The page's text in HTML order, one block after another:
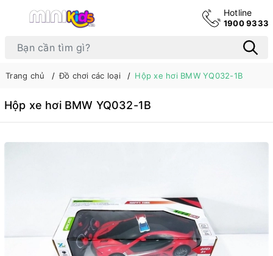
Hotline
1900 9333
Trang chủ Đồ chơi các loại Hộp xe hơi BMW YQ032-1B
Hộp xe hơi BMW YQ032-1B